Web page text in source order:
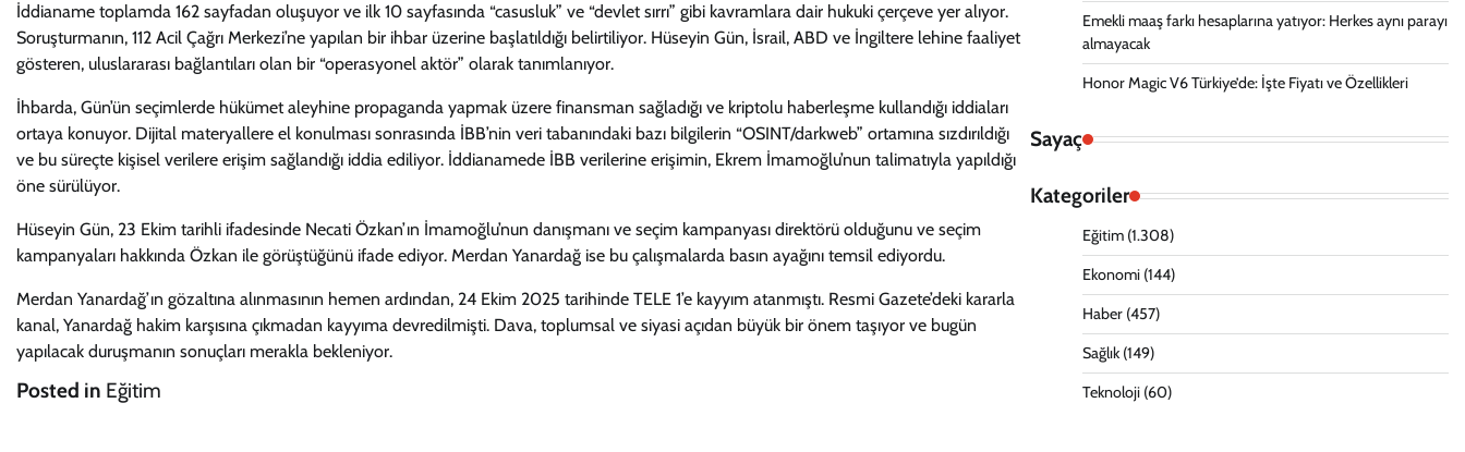
İddianame toplamda 162 sayfadan oluşuyor ve ilk 10 sayfasında “casusluk” ve “devlet sırrı” gibi kavramlara dair hukuki çerçeve yer alıyor.
Soruşturmanın, 112 Acil Çağrı Merkezi’ne yapılan bir ihbar üzerine başlatıldığı belirtiliyor. Hüseyin Gün, İsrail, ABD ve İngiltere lehine faaliyet
gösteren, uluslararası bağlantıları olan bir “operasyonel aktör” olarak tanımlanıyor.
İhbarda, Gün’ün seçimlerde hükümet aleyhine propaganda yapmak üzere finansman sağladığı ve kriptolu haberleşme kullandığı iddiaları
ortaya konuyor. Dijital materyallere el konulması sonrasında İBB’nin veri tabanındaki bazı bilgilerin “OSINT/darkweb” ortamına sızdırıldığı
ve bu süreçte kişisel verilere erişim sağlandığı iddia ediliyor. İddianamede İBB verilerine erişimin, Ekrem İmamoğlu’nun talimatıyla yapıldığı
öne sürülüyor.
Hüseyin Gün, 23 Ekim tarihli ifadesinde Necati Özkan’ın İmamoğlu’nun danışmanı ve seçim kampanyası direktörü olduğunu ve seçim
kampanyaları hakkında Özkan ile görüştüğünü ifade ediyor. Merdan Yanardağ ise bu çalışmalarda basın ayağını temsil ediyordu.
Merdan Yanardağ’ın gözaltına alınmasının hemen ardından, 24 Ekim 2025 tarihinde TELE 1’e kayyım atanmıştı. Resmi Gazete’deki kararla
kanal, Yanardağ hakim karşısına çıkmadan kayyıma devredilmişti. Dava, toplumsal ve siyasi açıdan büyük bir önem taşıyor ve bugün
yapılacak duruşmanın sonuçları merakla bekleniyor.
Posted in Eğitim
Emekli maaş farkı hesaplarına yatıyor: Herkes aynı parayı
almayacak
Honor Magic V6 Türkiye’de: İşte Fiyatı ve Özellikleri
Sayaç
Kategoriler
Eğitim(1.308)
Ekonomi(144)
Haber(457)
Sağlık(149)
Teknoloji(60)